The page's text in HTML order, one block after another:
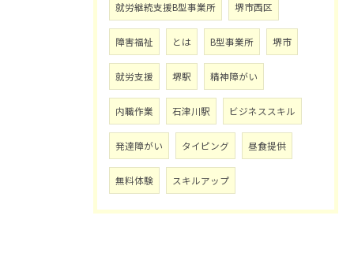
就労継続支援B型事業所 堺市西区
障害福祉 とは B型事業所 堺市
就労支援 堺駅 精神障がい
内職作業 石津川駅 ビジネススキル
発達障がい タイピング 昼食提供
無料体験 スキルアップ